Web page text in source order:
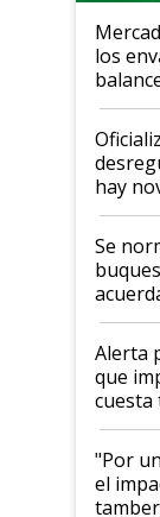
los
hay
la
Se
Alerta
que
cuesta
y el
pase a
"Por
el